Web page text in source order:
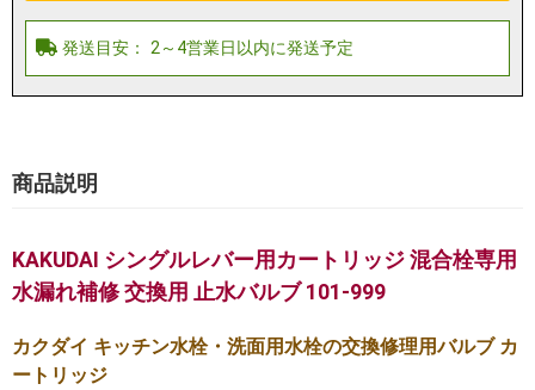
商品説明
KAKUDAI シングルレバー用カートリッジ 混合栓専用
水漏れ補修 交換用 止水バルブ 101-999
カクダイ キッチン水栓・洗面用水栓の交換修理用バルブ カ
ートリッジ